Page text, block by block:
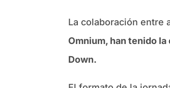
La colaboración entre
Omnium, han tenido
Down.